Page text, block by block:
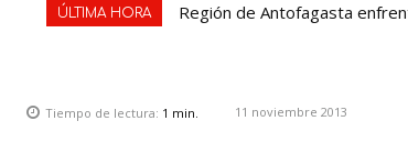
ÚLTIMA HORA Región de Antofagasta
Tiempo de lectura: 1 min. 11 noviembre 2013